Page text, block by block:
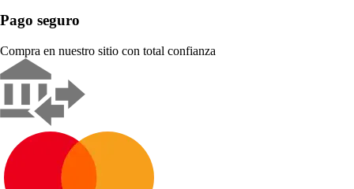
Pago seguro
Compra en nuestro sitio con total confianza